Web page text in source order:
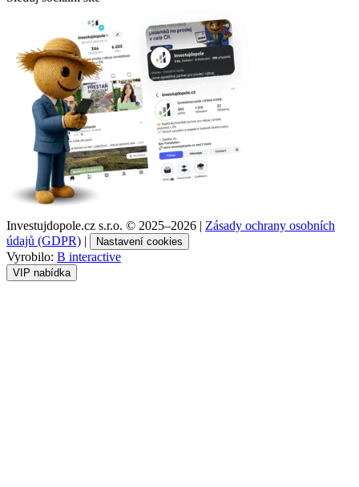
Investujdopole.cz s.r.o. © 2025–2026 | Zásady ochrany osobních
údajů (GDPR) | Nastavení cookies
Vyrobilo: B interactive
VIP nabídka